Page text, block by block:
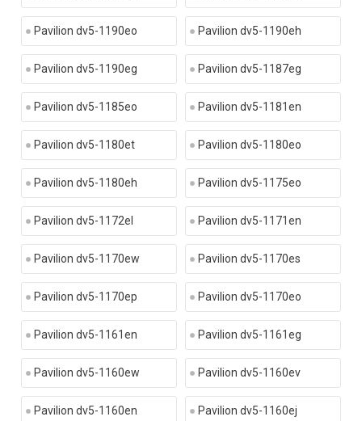
Pavilion dv5-1190eo Pavilion dv5-1190eh
Pavilion dv5-1190eg Pavilion dv5-1187eg
Pavilion dv5-1185eo Pavilion dv5-1181en
Pavilion dv5-1180et Pavilion dv5-1180eo
Pavilion dv5-1180eh Pavilion dv5-1175eo
Pavilion dv5-1172el Pavilion dv5-1171en
Pavilion dv5-1170ew Pavilion dv5-1170es
Pavilion dv5-1170ep Pavilion dv5-1170eo
Pavilion dv5-1161en Pavilion dv5-1161eg
Pavilion dv5-1160ew Pavilion dv5-1160ev
Pavilion dv5-1160en Pavilion dv5-1160ej